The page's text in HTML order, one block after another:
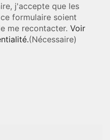
j'accepte que les
formulaire soient
me recontacter. Voir
(Nécessaire)